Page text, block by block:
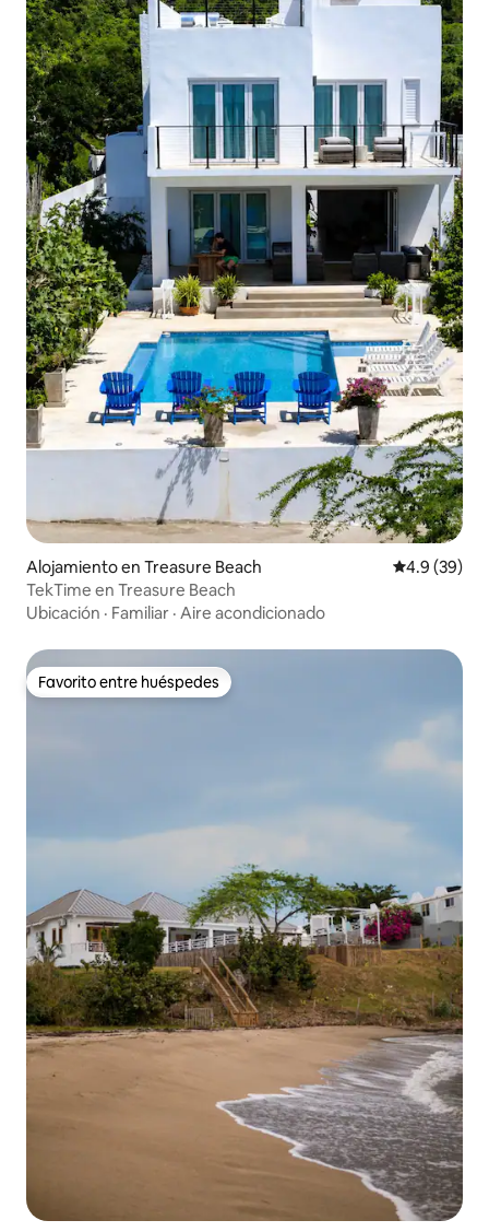
Alojamiento en Treasure Beach Calificación
4.9 (39)
TekTime en Treasure Beach
Ubicación · Familiar · Aire acondicionado
Favorito entre huéspedes
Favorito entre huéspedes